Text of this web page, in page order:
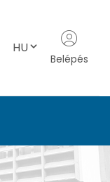
HU
Belépés